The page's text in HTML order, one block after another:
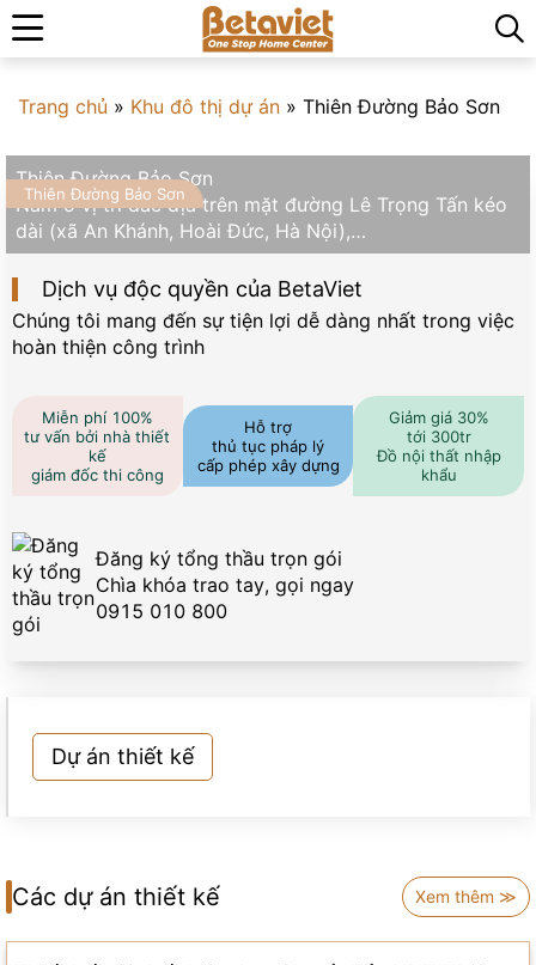
Trang chủ » Khu đô thị dự án » Thiên Đường Bảo Sơn
Thiên Đường Bảo Sơn
Thiên Đường Bảo Sơn
Nằm ở vị trí đắc địa trên mặt đường Lê Trọng Tấn kéo
dài (xã An Khánh, Hoài Đức, Hà Nội),…
Dịch vụ độc quyền của BetaViet
Chúng tôi mang đến sự tiện lợi dễ dàng nhất trong việc
hoàn thiện công trình
Miễn phí 100%
tư vấn bởi nhà thiết
kế
giám đốc thi công
Hỗ trợ
thủ tục pháp lý
cấp phép xây dựng
Giảm giá 30%
tới 300tr
Đồ nội thất nhập
khẩu
Đăng ký tổng thầu trọn gói
Chìa khóa trao tay, gọi ngay
0915 010 800
Dự án thiết kế
Các dự án thiết kế Xem thêm ≫